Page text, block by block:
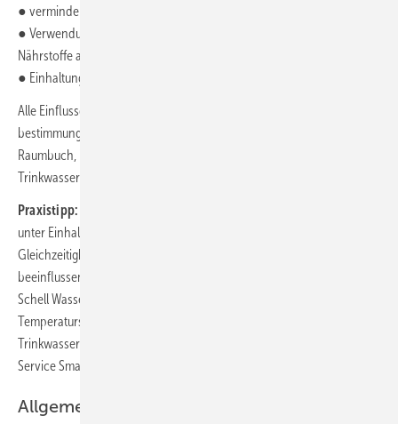
● vermindern der Stagnationszeiten
● Verwendung von Werkstoffen, die keine oder möglichst wenige
Nährstoffe abgeben
● Einhaltung der planerisch vorgesehenen Volumenströme
Alle Einflussgrößen müssen beachtet werden. Der
bestimmungsgemäße Betrieb über alle Entnahmestellen, gemäß
Raumbuch, ist eine wichtige Voraussetzung zur Erhaltung der
Trinkwassergüte.
Praxistipp:
unter Einhaltung der Volumenströme (sprich der vorgeschriebenen
Gleichzeitigkeiten gemäß bestimmungsgemäßem Betrieb), sind die zu
beeinflussenden und zu messenden physikalischen Größen. Mit dem
Schell Wassermanagement-System SWS inklusive
Temperatursensoren ist eine indirekte kontinuierliche Kontrolle der
Trinkwasserhygiene einfach und proaktiv möglich – mit dem Online-
Service Smart.SWS auch aus der Ferne.
Allgemeine Regeln zur Planung